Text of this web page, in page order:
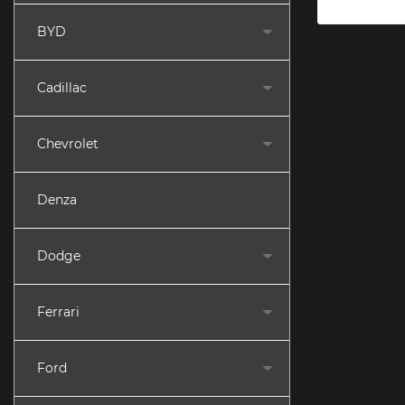
BYD
Cadillac
Chevrolet
Denza
Dodge
Ferrari
Ford